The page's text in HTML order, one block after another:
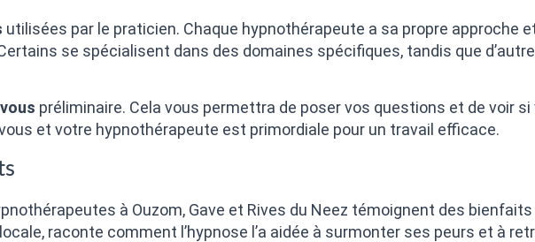
utilisées par le praticien. Chaque hypnothérapeute a sa propre approche
se spécialisent dans des domaines spécifiques, tandis que
préliminaire. Cela vous permettra de poser vos questions et de voir
et votre hypnothérapeute est primordiale pour un travail efficace.
à Ouzom, Gave et Rives du Neez témoignent des
raconte comment l’hypnose l’a aidée à surmonter ses peurs et à